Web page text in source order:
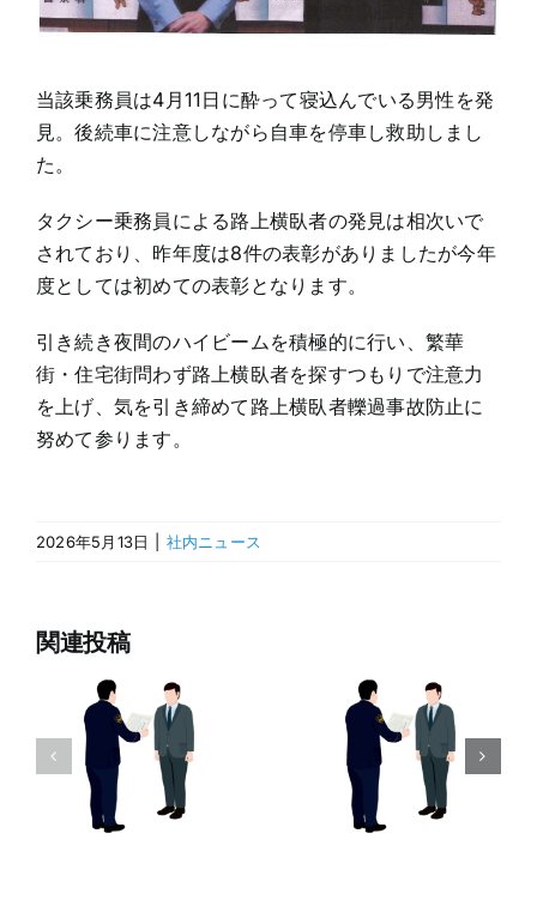
当該乗務員は4月11日に酔って寝込んでいる男性を発
見。後続車に注意しながら自車を停車し救助しまし
た。
タクシー乗務員による路上横臥者の発見は相次いで
されており、昨年度は8件の表彰がありましたが今年
度としては初めての表彰となります。
引き続き夜間のハイビームを積極的に行い、繁華
街・住宅街問わず路上横臥者を探すつもりで注意力
を上げ、気を引き締めて路上横臥者轢過事故防止に
努めて参ります。
2026年5月13日 社内ニュース
関連投稿